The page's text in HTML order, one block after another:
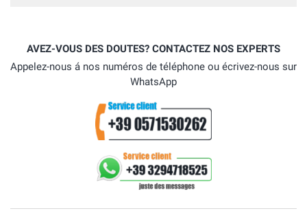
AVEZ-VOUS DES DOUTES? CONTACTEZ NOS EXPERTS
Appelez-nous á nos numéros de téléphone ou écrivez-nous sur
WhatsApp